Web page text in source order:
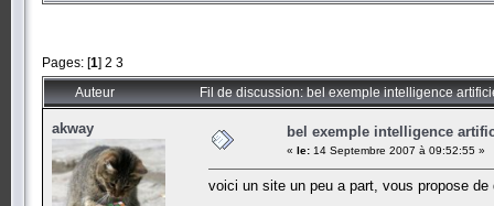
Pages: [1] 2 3
Auteur Fil de discussion: bel exemple intelligence
akway bel exemple intelligence
« le: 14 Septembre 2007 à 09:52:55 »
voici un site un peu a part, vous propose